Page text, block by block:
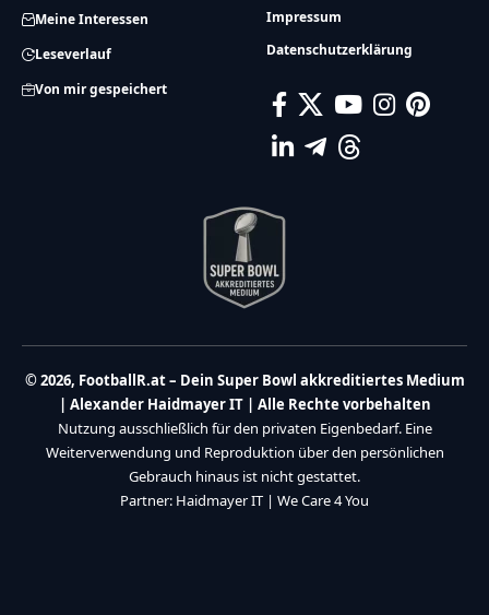
Meine Interessen
Leseverlauf
Von mir gespeichert
Impressum
Datenschutzerklärung
© 2026, FootballR.at – Dein Super Bowl akkreditiertes Medium
| Alexander Haidmayer IT | Alle Rechte vorbehalten
Nutzung ausschließlich für den privaten Eigenbedarf. Eine
Weiterverwendung und Reproduktion über den persönlichen
Gebrauch hinaus ist nicht gestattet.
Partner: Haidmayer IT | We Care 4 You